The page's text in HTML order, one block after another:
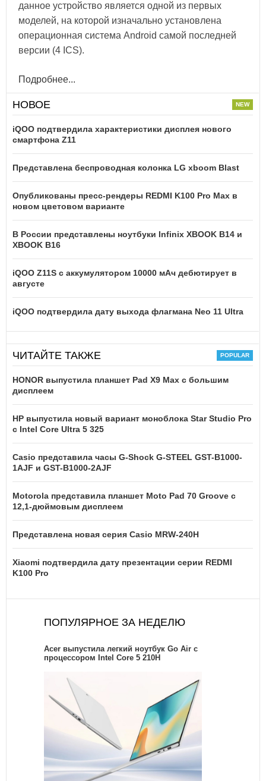
данное устройство является одной из первых
моделей, на которой изначально установлена
операционная система Android самой последней
версии (4 ICS).
Подробнее...
НОВОЕ
iQOO подтвердила характеристики дисплея нового
смартфона Z11
Представлена беспроводная колонка LG xboom Blast
Опубликованы пресс-рендеры REDMI K100 Pro Max в
новом цветовом варианте
В России представлены ноутбуки Infinix XBOOK B14 и
XBOOK B16
iQOO Z11S с аккумулятором 10000 мАч дебютирует в
августе
iQOO подтвердила дату выхода флагмана Neo 11 Ultra
ЧИТАЙТЕ ТАКЖЕ
HONOR выпустила планшет Pad X9 Max с большим
дисплеем
HP выпустила новый вариант моноблока Star Studio Pro
с Intel Core Ultra 5 325
Casio представила часы G-Shock G-STEEL GST-B1000-
1AJF и GST-B1000-2AJF
Motorola представила планшет Moto Pad 70 Groove с
12,1-дюймовым дисплеем
Представлена новая серия Casio MRW-240H
Xiaomi подтвердила дату презентации серии REDMI
K100 Pro
ПОПУЛЯРНОЕ ЗА НЕДЕЛЮ
Acer выпустила легкий ноутбук Go Air c
процессором Intel Core 5 210H